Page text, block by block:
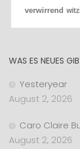
verwirrend
WAS ES NEUES
Yesteryear
August 2, 2026
Caro Claire
August 2, 2026